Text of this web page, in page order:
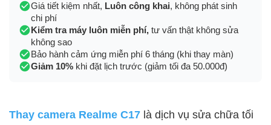
Giá tiết kiệm nhất, Luôn công khai, không phát sinh
chi phí
Kiểm tra máy luôn miễn phí, tư vấn thật không sửa
không sao
Bảo hành cảm ứng miễn phí 6 tháng (khi thay màn)
Giảm 10% khi đặt lịch trước (giảm tối đa 50.000đ)
Thay camera Realme C17 là dịch vụ sửa chữa tối